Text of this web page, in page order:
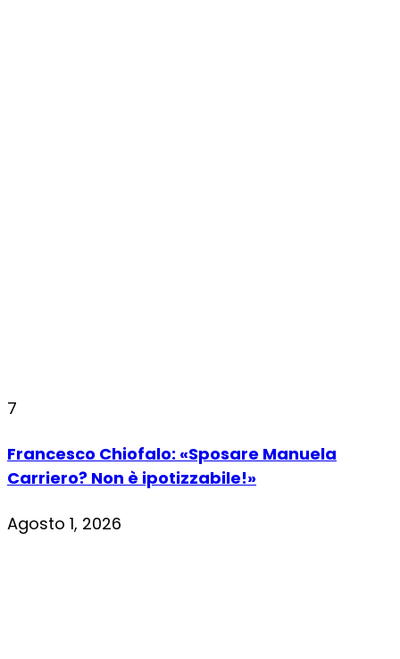
7
Francesco Chiofalo: «Sposare Manuela
Carriero? Non è ipotizzabile!»
Agosto 1, 2026